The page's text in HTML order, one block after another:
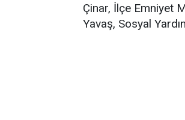
Çinar, İlçe Emniyet
Yavaş, Sosyal